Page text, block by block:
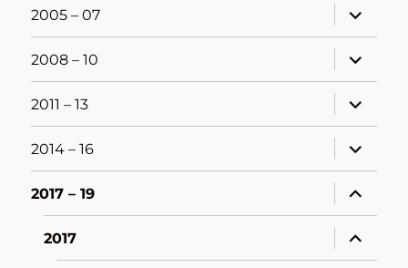
2005 – 07
öffnen
2008 – 10
öffnen
2011 – 13
öffnen
2014 – 16
öffnen
2017 – 19
öffnen
2017
öffnen